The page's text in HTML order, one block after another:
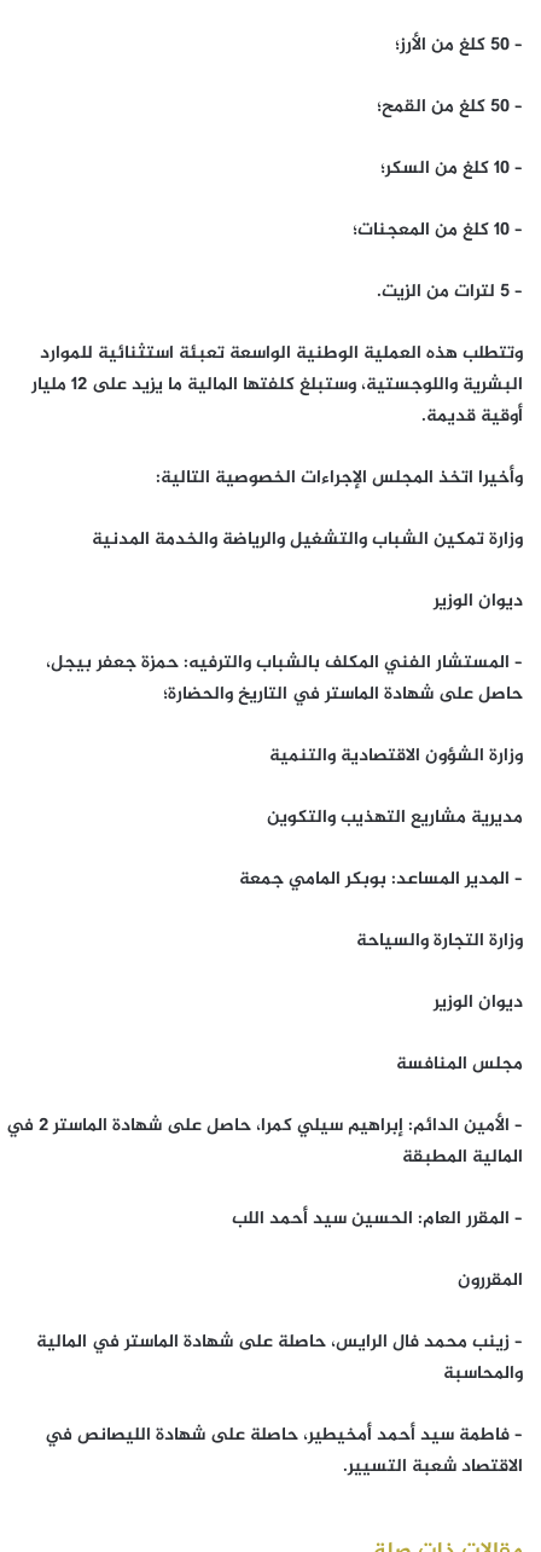
– 50 كلغ من الأرز؛
– 50 كلغ من القمح؛
– 10 كلغ من السكر؛
– 10 كلغ من المعجنات؛
– 5 لترات من الزيت.
وتتطلب هذه العملية الوطنية الواسعة تعبئة استثنائية للموارد
البشرية واللوجستية، وستبلغ كلفتها المالية ما يزيد على 12 مليار
أوقية قديمة.
وأخيرا اتخذ المجلس الإجراءات الخصوصية التالية:
وزارة تمكين الشباب والتشغيل والرياضة والخدمة المدنية
ديوان الوزير
– المستشار الفني المكلف بالشباب والترفيه: حمزة جعفر بيجل،
حاصل على شهادة الماستر في التاريخ والحضارة؛
وزارة الشؤون الاقتصادية والتنمية
مديرية مشاريع التهذيب والتكوين
– المدير المساعد: بوبكر المامي جمعة
وزارة التجارة والسياحة
ديوان الوزير
مجلس المنافسة
– الأمين الدائم: إبراهيم سيلي كمرا، حاصل على شهادة الماستر 2 في
المالية المطبقة
– المقرر العام: الحسين سيد أحمد اللب
المقررون
– زينب محمد فال الرايس، حاصلة على شهادة الماستر في المالية
والمحاسبة
– فاطمة سيد أحمد أمخيطير، حاصلة على شهادة الليصانص في
الاقتصاد شعبة التسيير.